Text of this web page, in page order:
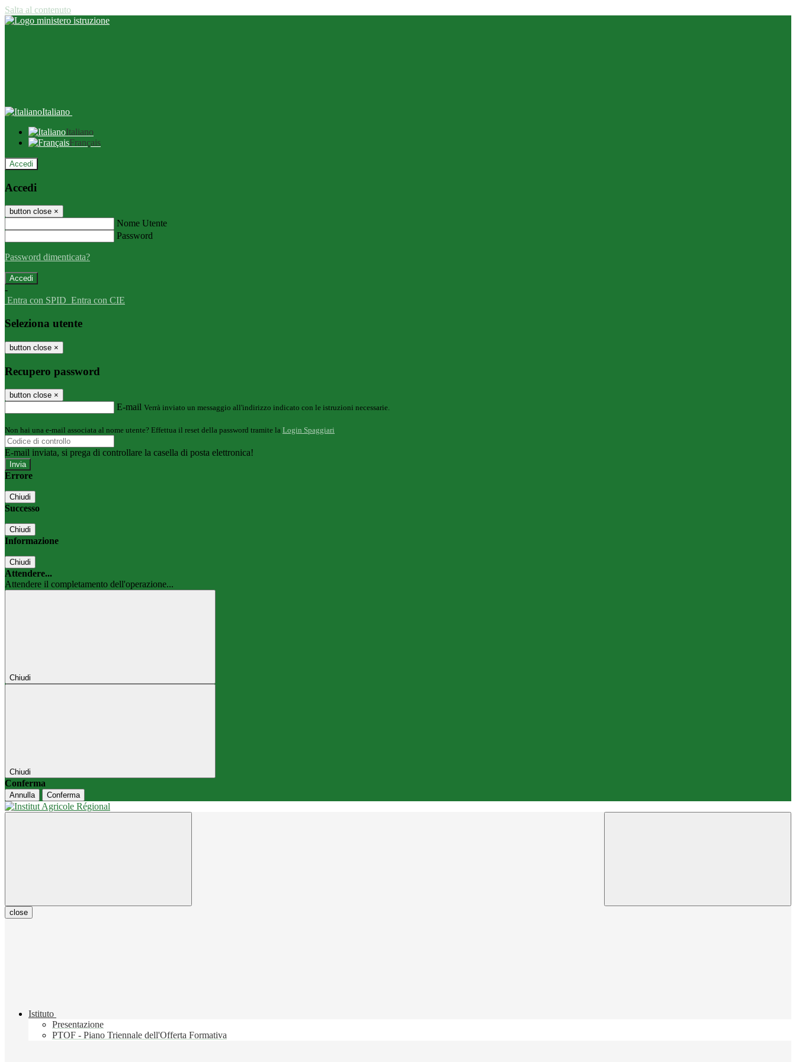
Salta al contenuto
Italiano
Italiano
Français
Accedi
Accedi
button close ×
Nome Utente
Password
Password dimenticata?
-
Entra con SPID Entra con CIE
Seleziona utente
button close ×
Recupero password
button close ×
E-mail Verrà inviato un messaggio all'indirizzo indicato con le istruzioni necessarie.
Non hai una e-mail associata al nome utente? Effettua il reset della password tramite la Login Spaggiari
E-mail inviata, si prega di controllare la casella di posta elettronica!
Errore
Chiudi
Successo
Chiudi
Informazione
Chiudi
Attendere...
Attendere il completamento dell'operazione...
Chiudi
Chiudi
Conferma
Annulla Conferma
close
Istituto
Presentazione
PTOF - Piano Triennale dell'Offerta Formativa